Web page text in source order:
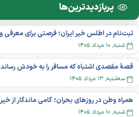
پربازدید‌ترین‌ها
شنبه, ۱۰ مرداد ۱۴۰۵
قصهٔ مقصدی اشتباه که مسافر را به خودش رساند
سه‌شنبه, ۱۳ مرداد ۱۴۰۵
شنبه, ۱۰ مرداد ۱۴۰۵